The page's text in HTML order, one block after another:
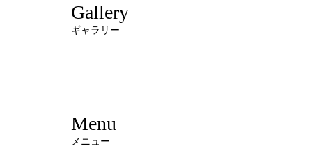
Gallery
ギャラリー
Menu
メニュー